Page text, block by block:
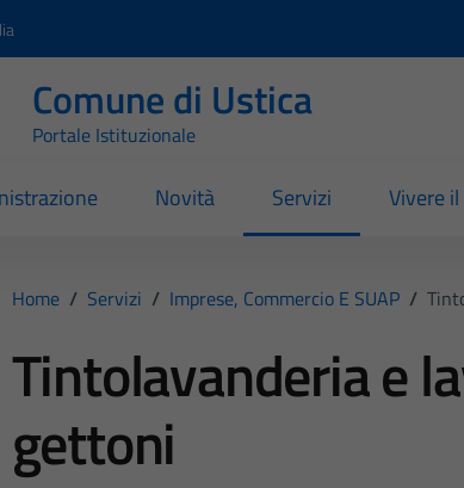
Comune di Ustica
Portale Istituzionale
Novità Servizi Vivere
Home / Servizi / Imprese, Commercio E SUAP /
Tintolavanderia e
gettoni